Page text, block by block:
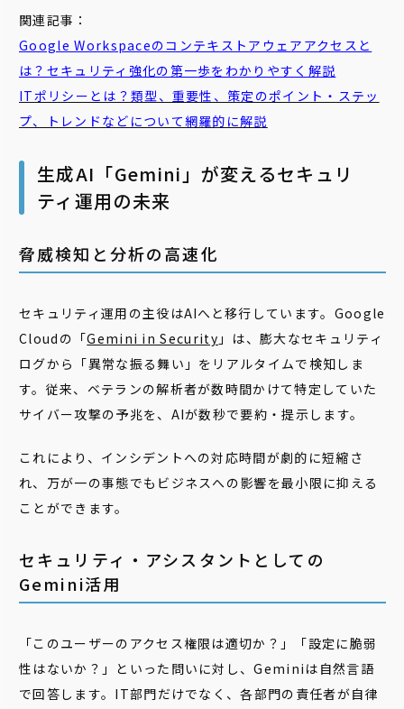
関連記事：
Google Workspaceのコンテキストアウェアアクセスと
は？セキュリティ強化の第一歩をわかりやすく解説
ITポリシーとは？類型、重要性、策定のポイント・ステッ
プ、トレンドなどについて網羅的に解説
生成AI「Gemini」が変えるセキュリ
ティ運用の未来
脅威検知と分析の高速化
セキュリティ運用の主役はAIへと移行しています。Google
Cloudの「Gemini in Security 」は、膨大なセキュリティ
ログから「異常な振る舞い」をリアルタイムで検知しま
す。従来、ベテランの解析者が数時間かけて特定していた
サイバー攻撃の予兆を、AIが数秒で要約・提示します。
これにより、インシデントへの対応時間が劇的に短縮さ
れ、万が一の事態でもビジネスへの影響を最小限に抑える
ことができます。
セキュリティ・アシスタントとしての
Gemini活用
「このユーザーのアクセス権限は適切か？」「設定に脆弱
性はないか？」といった問いに対し、Geminiは自然言語
で回答します。IT部門だけでなく、各部門の責任者が自律